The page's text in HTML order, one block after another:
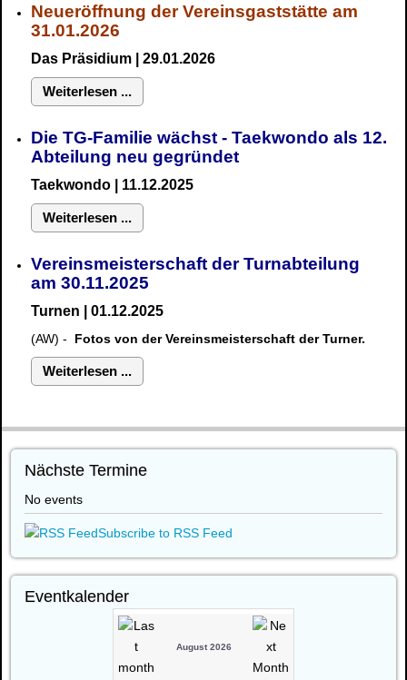
Neueröffnung der Vereinsgaststätte am
31.01.2026
Das Präsidium | 29.01.2026
Weiterlesen ...
Die TG-Familie wächst - Taekwondo als 12.
Abteilung neu gegründet
Taekwondo | 11.12.2025
Weiterlesen ...
Vereinsmeisterschaft der Turnabteilung
am 30.11.2025
Turnen | 01.12.2025
(AW) - Fotos von der Vereinsmeisterschaft der Turner.
Weiterlesen ...
Nächste Termine
No events
Subscribe to RSS Feed
Eventkalender
August 2026